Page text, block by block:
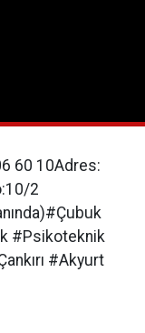
60 10Adres:
2
#Psikoteknik
#Akyurt